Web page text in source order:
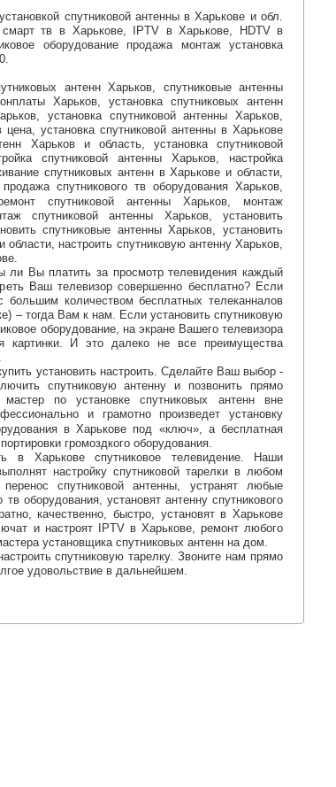
спутниковой антенны в Харькове и обл.
смарт тв в Харькове, IPTV в Харькове, HDTV в
оборудование продажа монтаж установка
антенн Харьков, спутниковые антенны
Харьков, установка спутниковых антенн
установка спутниковой антенны Харьков,
цена, установка спутниковой антенны в Харькове
Харьков и область, установка спутниковой
спутниковой антенны Харьков, настройка
спутниковых антенн в Харькове и области,
спутникового тв оборудования Харьков,
спутниковой антенны Харьков, монтаж
спутниковой антенны Харьков, установить
спутниковые антенны Харьков, установить
настроить спутниковую антенну Харьков,
ли Вы платить за просмотр телевидения каждый
Ваш телевизор совершенно бесплатно? Если
большим количеством бесплатных телеканналов
– тогда Вам к нам. Если установить спутниковую
оборудование, на экране Вашего телевизора
картинки. И это далеко не все преимущества
установить настроить. Сделайте Ваш выбор -
спутниковую антенну и позвонить прямо
по установке спутниковых антенн вне
и грамотно произведет установку
в Харькове под «ключ», а бесплатная
громоздкого оборудования.
в Харькове спутниковое телевидение. Наши
настройку спутниковой тарелки в любом
спутниковой антенны, устранят любые
оборудования, установят антенну спутникового
качественно, быстро, установят в Харькове
и настроят IPTV в Харькове, ремонт любого
установщика спутниковых антенн на дом.
спутниковую тарелку. Звоните нам прямо
удовольствие в дальнейшем.